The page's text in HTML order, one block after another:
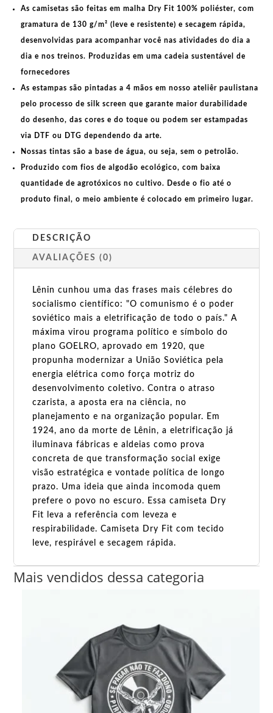
As camisetas são feitas emmalha Dry Fit 100% poliéster, com
gramatura de 130 g/m² (leve e resistente) esecagem rápida,
desenvolvidas para acompanhar você nas atividades do dia a
dia e nos treinos. Produzidas em umacadeia sustentável de
fornecedores
As estampas são pintadas a 4 mãos em nosso ateliêr paulistana
pelo processo de silk screen que garante maior durabilidade
do desenho, das cores e do toque ou podem ser estampadas
via DTF ou DTG dependendo da arte.
Nossas tintas são a base de água, ou seja, sem o petrolão.
Produzido com fios de algodão ecológico, com baixa
quantidade de agrotóxicos no cultivo. Desde o fio até o
produto final, o meio ambiente é colocado em primeiro lugar.
DESCRIÇÃO
AVALIAÇÕES (0)
Lênin cunhou uma das frases mais célebres do
socialismo científico: "O comunismo é o poder
soviético mais a eletrificação de todo o país." A
máxima virou programa político e símbolo do
plano GOELRO, aprovado em 1920, que
propunha modernizar a União Soviética pela
energia elétrica como força motriz do
desenvolvimento coletivo. Contra o atraso
czarista, a aposta era na ciência, no
planejamento e na organização popular. Em
1924, ano da morte de Lênin, a eletrificação já
iluminava fábricas e aldeias como prova
concreta de que transformação social exige
visão estratégica e vontade política de longo
prazo. Uma ideia que ainda incomoda quem
prefere o povo no escuro. Essa camiseta Dry
Fit leva a referência com leveza e
respirabilidade. Camiseta Dry Fit com tecido
leve, respirável e secagem rápida.
Mais vendidos dessa categoria